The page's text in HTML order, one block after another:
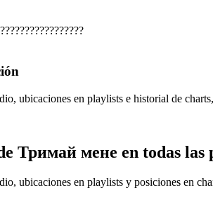
ubicaciones en playlists e historial de
Тримай мене en todas las
ubicaciones en playlists y posiciones en